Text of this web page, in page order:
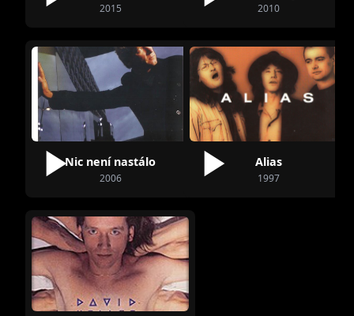
2015 2010
Nic není nastálo
2006
Alias
1997